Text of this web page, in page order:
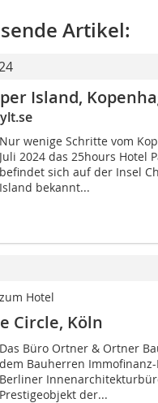
Artikel:
Island,
Nur wenige Schritte vom
Juli 2024 das 25hours Hotel
befindet sich auf der Insel
Island bekannt...
Hotel
Circle, Köln
Das Büro Ortner & Ortner
dem Bauherren
Berliner
Prestigeobjekt der...